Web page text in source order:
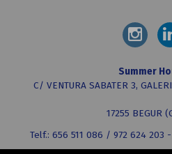
Summer
C/ VENTURA SABATER 3,
17255 BEGUR
Telf.: 656 511 086 / 972 624 203 -